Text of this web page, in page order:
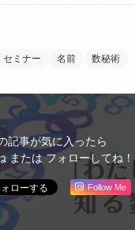
セミナー 名前 数秘術
記事が気に入ったら
または フォローしてね！
Follow Me